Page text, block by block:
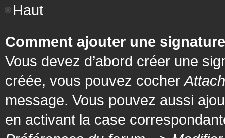
Haut
Comment ajouter une
Vous devez d’abord créer une
créée, vous pouvez cocher
message. Vous pouvez aussi
en activant la case